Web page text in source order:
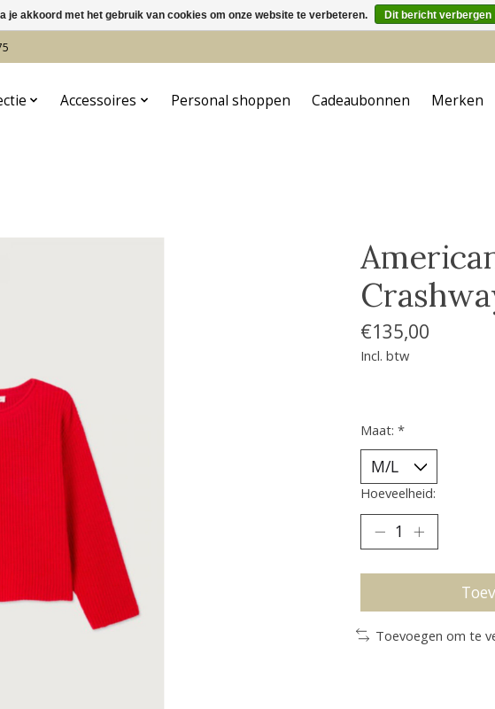
Accessoires Personal shoppen Cadeaubonnen Merken
€135,00
Incl. btw
Maat: *
Hoeveelheid:
Toevoegen om te
je akkoord met het gebruik van cookies om onze website te verbeteren. Dit bericht verbergen